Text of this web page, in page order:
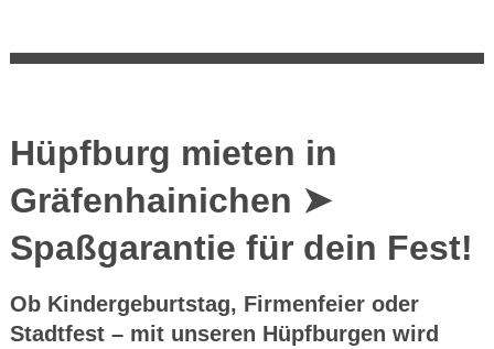
Hüpfburg mieten in
Gräfenhainichen ➤
Spaßgarantie für dein Fest!
Ob Kindergeburtstag, Firmenfeier oder
Stadtfest – mit unseren Hüpfburgen wird